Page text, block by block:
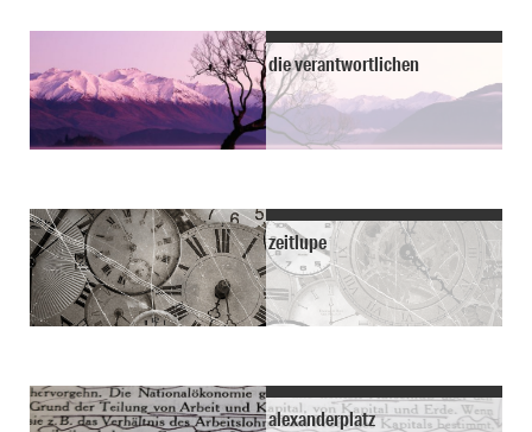
die verantwortlichen
zeitlupe
alexanderplatz